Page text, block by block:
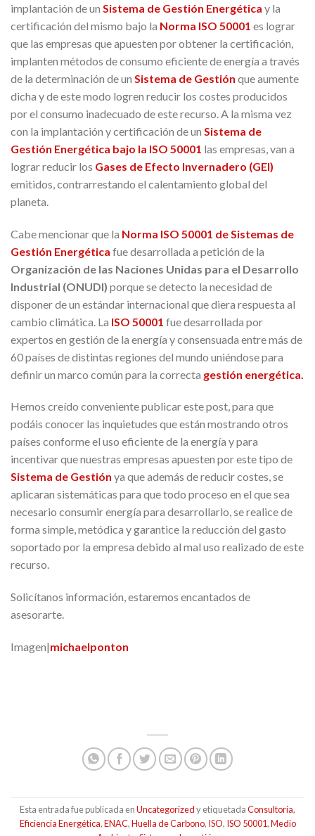
implantación de un Sistema de Gestión Energética y la
certificación del mismo bajo la Norma ISO 50001 es lograr
que las empresas que apuesten por obtener la certificación,
implanten métodos de consumo eficiente de energía a través
de la determinación de un Sistema de Gestión que aumente
dicha y de este modo logren reducir los costes producidos
por el consumo inadecuado de este recurso. A la misma vez
con la implantación y certificación de un Sistema de
Gestión Energética bajo la ISO 50001 las empresas, van a
lograr reducir los Gases de Efecto Invernadero (GEI)
emitidos, contrarrestando el calentamiento global del
planeta.
Cabe mencionar que la Norma ISO 50001 de Sistemas de
Gestión Energética fue desarrollada a petición de la
Organización de las Naciones Unidas para el Desarrollo
Industrial (ONUDI) porque se detecto la necesidad de
disponer de un estándar internacional que diera respuesta al
cambio climática. La ISO 50001 fue desarrollada por
expertos en gestión de la energía y consensuada entre más de
60 países de distintas regiones del mundo uniéndose para
definir un marco común para la correcta gestión energética.
Hemos creído conveniente publicar este post, para que
podáis conocer las inquietudes que están mostrando otros
países conforme el uso eficiente de la energía y para
incentivar que nuestras empresas apuesten por este tipo de
Sistema de Gestión ya que además de reducir costes, se
aplicaran sistemáticas para que todo proceso en el que sea
necesario consumir energía para desarrollarlo, se realice de
forma simple, metódica y garantice la reducción del gasto
soportado por la empresa debido al mal uso realizado de este
recurso.
Solicítanos información, estaremos encantados de
asesorarte.
Imagen|michaelponton
Esta entrada fue publicada enUncategorizedy etiquetadaConsultoría,
Eficiencia Energética,ENAC,Huella de Carbono, ISO, ISO 50001,Medio